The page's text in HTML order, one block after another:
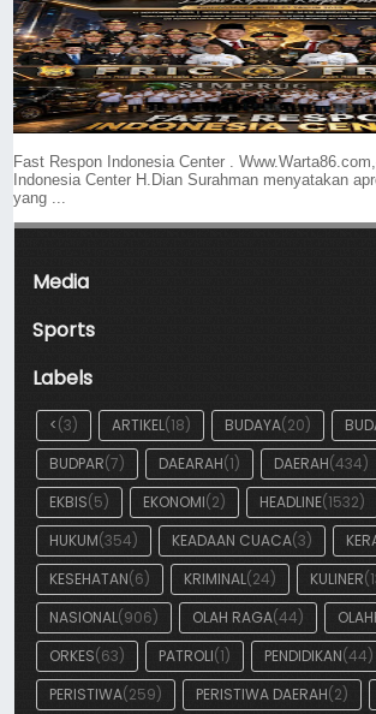
Fast Respon Indonesia Center .
Indonesia Center H.Dian Surahman menyatakan
yang ...
Media
Sports
Labels
<(3) ARTIKEL(18) BUDAYA(20)
BUDPAR(7) DAEARAH(1) DAERAH(434)
EKBIS(5) EKONOMI(2) HEADLINE(1532)
HUKUM(354) KEADAAN CUACA(3)
KESEHATAN(6) KRIMINAL(24) KULINER
NASIONAL(906) OLAH RAGA(44)
ORKES(63) PATROLI(1) PENDIDIKAN(44)
PERISTIWA(259) PERISTIWA DAERAH(2)